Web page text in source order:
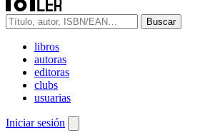
Buscar
libros
autoras
editoras
clubs
usuarias
Iniciar sesión